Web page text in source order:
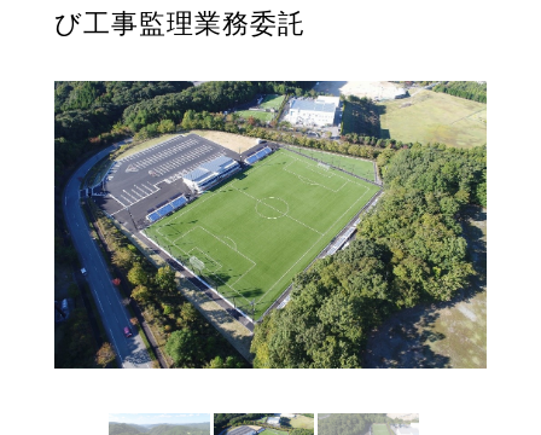
び工事監理業務委託